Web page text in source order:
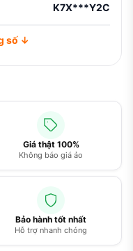
Giá thật 100%
Không báo giá ảo
Bảo hành tốt nhất
Hỗ trợ nhanh chóng
K7X***Y2C
số ↓